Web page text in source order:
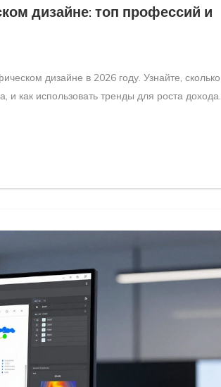
дизайне: топ профессий и
дизайне в 2026 году. Узнайте, сколько
как использовать тренды для роста дохода.